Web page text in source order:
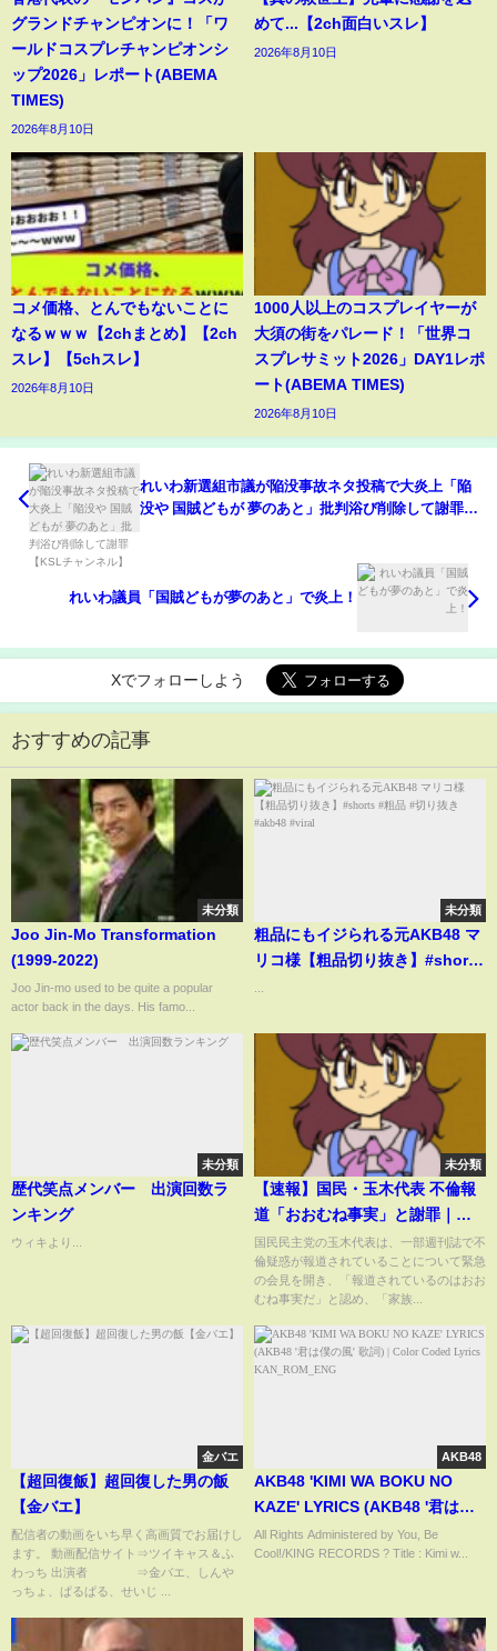
グランドチャンピオンに！「ワ
ールドコスプレチャンピオンシ
ップ2026」レポート(ABEMA
TIMES)
2026年8月10日
めて...【2ch面白いスレ】
2026年8月10日
コメ価格、とんでもないことに
なるｗｗｗ【2chまとめ】【2ch
スレ】【5chスレ】
2026年8月10日
1000人以上のコスプレイヤーが
大須の街をパレード！「世界コ
スプレサミット2026」DAY1レポ
ート(ABEMA TIMES)
2026年8月10日
れいわ新選組市議が陥没事故ネタ投稿で大炎上「陥
没や 国賊どもが 夢のあと」批判浴び削除して謝罪
れいわ議員「国賊どもが夢のあと」で炎上！
Xでフォローしよう
おすすめの記事
未分類
Joo Jin-Mo Transformation
(1999-2022)
Joo Jin-mo used to be quite a popular
actor back in the days. His famo...
未分類
粗品にもイジられる元AKB48 マ
リコ様【粗品切り抜き】#shorts
未分類
歴代笑点メンバー 出演回数ラ
ンキング
ウィキより...
未分類
【速報】国民・玉木代表 不倫報
道「おおむね事実」と謝罪｜
TBS NEWS DIG
国民民主党の玉木代表は、一部週刊誌で不
倫疑惑が報道されていることについて緊急
の会見を開き、「報道されているのはおお
むね事実だ」と認め、「家族...
金バエ
【超回復飯】超回復した男の飯
【金バエ】
配信者の動画をいち早く高画質でお届けし
ます。 動画配信サイト⇒ツイキャス＆ふ
わっち 出演者 ⇒金バエ、しんや
っちょ、ぱるぱる、せいじ ...
AKB48
AKB48 'KIMI WA BOKU NO
KAZE' LYRICS (AKB48 '君は僕
の風' 歌詞) | Color Coded
Lyrics KAN_ROM_ENG
All Rights Administered by You, Be
Cool!/KING RECORDS ? Title : Kimi w...